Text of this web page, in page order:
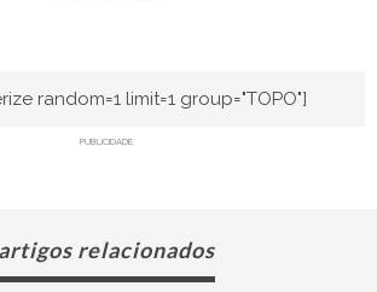
random=1 limit=1 group="TOPO"]
PUBLICIDADE
artigos relacionados